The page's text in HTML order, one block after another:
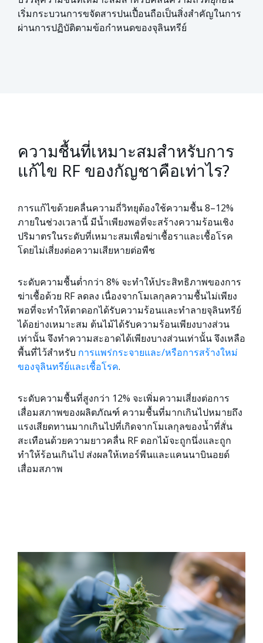
เริ่มกระบวนการขจัดสารปนเปื้อนถือเป็นสิ่งสำคัญในการ
ผ่านการปฏิบัติตามข้อกำหนดของจุลินทรีย์
ความชื้นที่เหมาะสมสำหรับการ
แก้ไข RF ของกัญชาคือเท่าไร?
การแก้ไขด้วยคลื่นความถี่วิทยุต้องใช้ความชื้น 8–12%
ภายในช่วงเวลานี้ มีน้ำเพียงพอที่จะสร้างความร้อนเชิง
ปริมาตรในระดับที่เหมาะสมเพื่อฆ่าเชื้อราและเชื้อโรค
โดยไม่เสี่ยงต่อความเสียหายต่อพืช
ระดับความชื้นต่ำกว่า 8% จะทำให้ประสิทธิภาพของการ
ฆ่าเชื้อด้วย RF ลดลง เนื่องจากโมเลกุลความชื้นไม่เพียง
พอที่จะทำให้ตาดอกได้รับความร้อนและทำลายจุลินทรีย์
ได้อย่างเหมาะสม ต้นไม้ได้รับความร้อนเพียงบางส่วน
เท่านั้น จึงทำความสะอาดได้เพียงบางส่วนเท่านั้น จึงเหลือ
พื้นที่ไว้สำหรับ การแพร่กระจายและ/หรือการสร้างใหม่
ของจุลินทรีย์และเชื้อโรค.
ระดับความชื้นที่สูงกว่า 12% จะเพิ่มความเสี่ยงต่อการ
เสื่อมสภาพของผลิตภัณฑ์ ความชื้นที่มากเกินไปหมายถึง
แรงเสียดทานมากเกินไปที่เกิดจากโมเลกุลของน้ำที่สั่น
สะเทือนด้วยความยาวคลื่น RF ดอกไม้จะถูกนึ่งและถูก
ทำให้ร้อนเกินไป ส่งผลให้เทอร์พีนและแคนนาบินอยด์
เสื่อมสภาพ